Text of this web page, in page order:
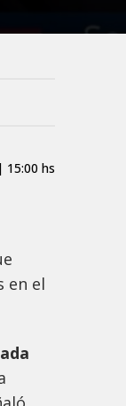
15:00 hs
en el